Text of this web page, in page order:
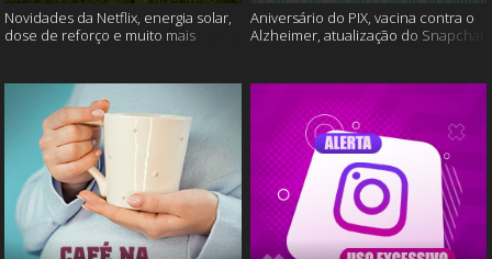
Novidades da Netflix, energia solar,
dose de reforço e muito mais
Aniversário do PIX, vacina contra o
Alzheimer, atualização do Snapchat